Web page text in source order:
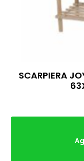
SCARPIERA